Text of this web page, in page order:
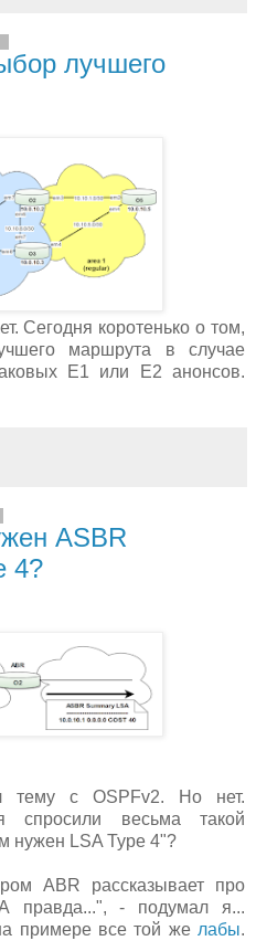
лучшего
Сегодня коротенько о том,
маршрута в случае
E1 или E2 анонсов.
ASBR
4?
тему с OSPFv2. Но нет.
спросили весьма такой
нужен LSA Type 4"?
ABR рассказывает про
правда...", - подумал я...
примере все той же лабы.